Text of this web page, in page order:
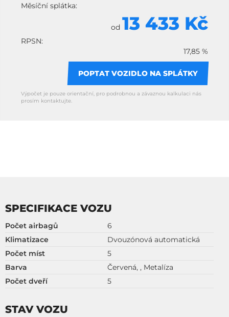
Měsíční splátka:
od 13 433 Kč
RPSN:
17,85 %
POPTAT VOZIDLO NA SPLÁTKY
Výpočet je pouze orientační, pro podrobnou a závaznou kalkulaci nás
prosím kontaktujte.
SPECIFIKACE VOZU
Počet airbagů
6
Klimatizace
Dvouzónová automatická
Počet míst
5
Barva
Červená, , Metalíza
Počet dveří
5
STAV VOZU